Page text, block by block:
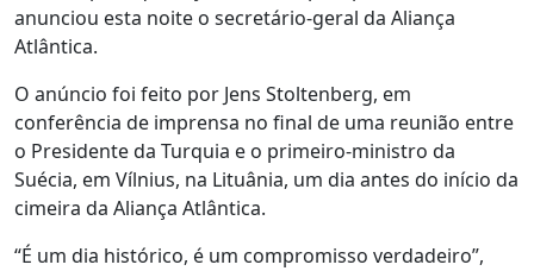
anunciou esta noite o secretário-geral da Aliança
Atlântica.
O anúncio foi feito por Jens Stoltenberg, em
conferência de imprensa no final de uma reunião entre
o Presidente da Turquia e o primeiro-ministro da
Suécia, em Vílnius, na Lituânia, um dia antes do início da
cimeira da Aliança Atlântica.
“É um dia histórico, é um compromisso verdadeiro”,